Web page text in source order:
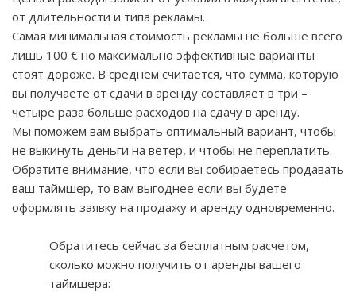
от длительности и типа рекламы.
Самая минимальная стоимость рекламы не больше всего
лишь 100 € но максимально эффективные варианты
стоят дороже. В среднем считается, что сумма, которую
вы получаете от сдачи в аренду составляет в три –
четыре раза больше расходов на сдачу в аренду.
Мы поможем вам выбрать оптимальный вариант, чтобы
не выкинуть деньги на ветер, и чтобы не переплатить.
Обратите внимание, что если вы собираетесь продавать
ваш таймшер, то вам выгоднее если вы будете
оформлять заявку на продажу и аренду одновременно.
Обратитесь сейчас за бесплатным расчетом,
сколько можно получить от аренды вашего
таймшера: